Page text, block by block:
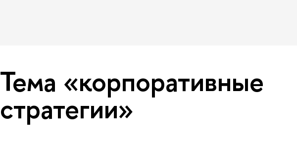
Тема «корпоративные
стратегии»